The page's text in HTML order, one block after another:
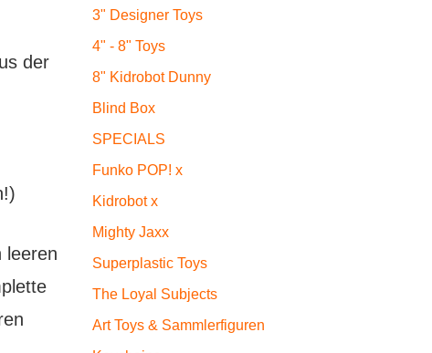
der
leeren
3" Designer Toys
4" - 8" Toys
8" Kidrobot Dunny
Blind Box
SPECIALS
Funko POP! x
Kidrobot x
Mighty Jaxx
Superplastic Toys
The Loyal Subjects
Art Toys & Sammlerfiguren